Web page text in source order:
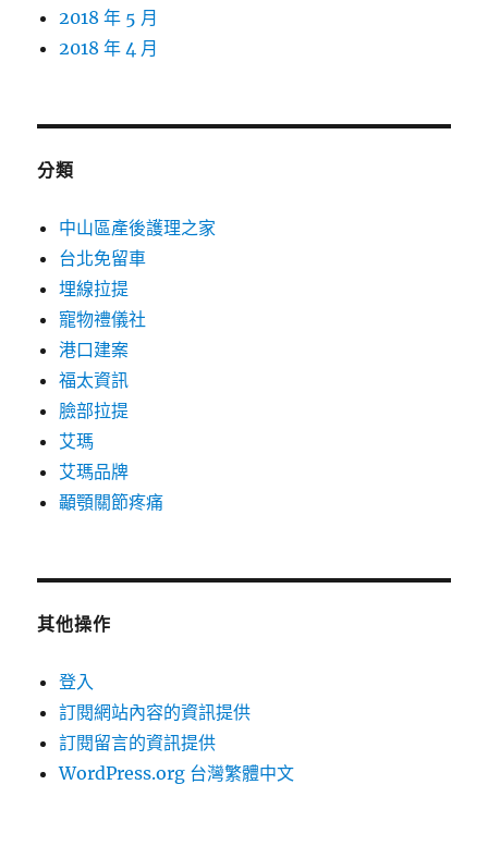
2018 年 5 月
2018 年 4 月
分類
中山區產後護理之家
台北免留車
埋線拉提
寵物禮儀社
港口建案
福太資訊
臉部拉提
艾瑪
艾瑪品牌
顳顎關節疼痛
其他操作
登入
訂閱網站內容的資訊提供
訂閱留言的資訊提供
WordPress.org 台灣繁體中文